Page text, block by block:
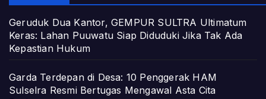
Geruduk Dua Kantor, GEMPUR SULTRA Ultimatum
Keras: Lahan Puuwatu Siap Diduduki Jika Tak Ada
Kepastian Hukum
Garda Terdepan di Desa: 10 Penggerak HAM
Sulselra Resmi Bertugas Mengawal Asta Cita